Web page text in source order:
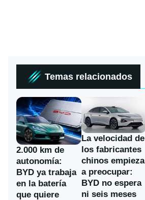
Temas relacionados
2.000 km de
autonomía:
BYD ya trabaja
en la batería
que quiere
La velocidad de
los fabricantes
chinos empieza
a preocupar:
BYD no espera
ni seis meses